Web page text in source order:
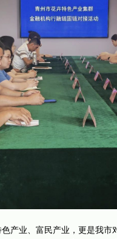
产业、富民产业，更是我市